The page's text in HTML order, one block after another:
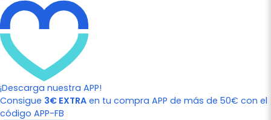
¡Descarga nuestra APP!
Consigue 3€ EXTRA en tu compra APP de más de 50€ con el
código APP-FB